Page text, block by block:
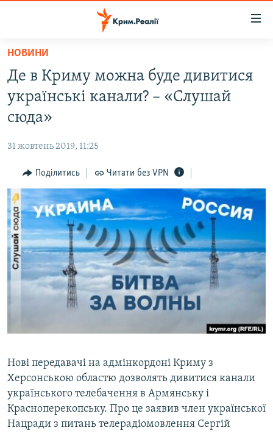
Перейти
основного
матеріалу
Перейти
до
основної
Перейти
до
пошуку
ВОДА.КРИМ
ВІДЕО ТА ФОТО
БЛОГИ
ПОГЛЯД
ІНТЕРВ'Ю
ВСЕ ЗА ДЕНЬ
СПЕЦПРОЕКТИ
ДЕПОРТАЦІЯ
ВІДЕОУРОКИ «ELIFBE»
СВІДЧЕННЯ ОКУПАЦІЇ
ЯК ОБІЙТИ БЛОКУВАННЯ
Русский
Усі сайти RFE/RL
НОВИНИ
Де в Криму можна буде дивитися
українські канали? – «Слушай
сюда»
31 жовтень 2019, 11:25
Поділитись Читати без VPN
Нові передавачі на адмінкордоні Криму з
Херсонською областю дозволять дивитися канали
українського телебачення в Армянську і
Красноперекопську. Про це заявив член української
Нацради з питань телерадіомовлення Сергій